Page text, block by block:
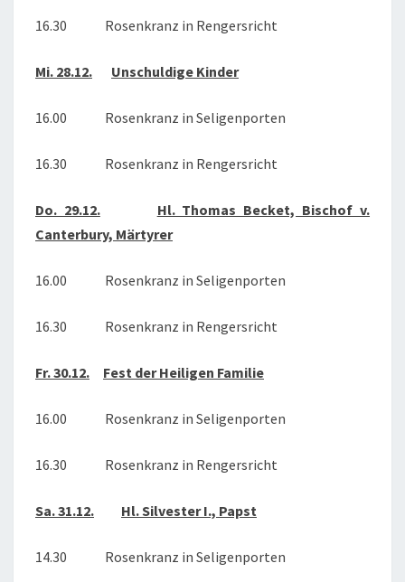
16.30 Rosenkranz in Rengersricht
Mi. 28.12. Unschuldige Kinder
16.00 Rosenkranz in Seligenporten
16.30 Rosenkranz in Rengersricht
Do. 29.12.
Hl. Thomas Becket, Bischof v.
Canterbury, Märtyrer
16.00 Rosenkranz in Seligenporten
16.30 Rosenkranz in Rengersricht
Fr. 30.12. Fest der Heiligen Familie
16.00 Rosenkranz in Seligenporten
16.30 Rosenkranz in Rengersricht
Sa. 31.12. Hl. Silvester I., Papst
14.30 Rosenkranz in Seligenporten